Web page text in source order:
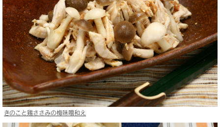
きのこと鶏ささみの梅味噌和え